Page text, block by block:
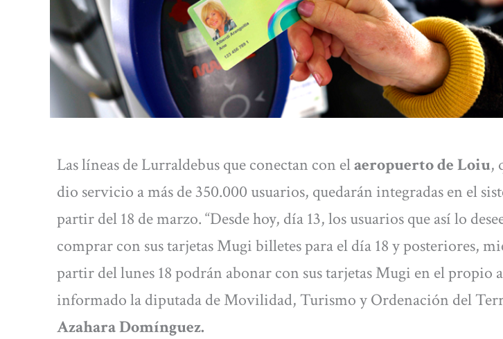
Las líneas de Lurraldebus que conectan con elaeropuerto de Loiu,
dio servicio a más de 350.000 usuarios, quedarán integradas en el
partir del 18 de marzo. “Desde hoy, día 13, los usuarios que así lo
comprar con sus tarjetas Mugi billetes para el día 18 y posteriores,
partir del lunes 18 podrán abonar con sus tarjetas Mugi en el propio
informado la diputada de Movilidad, Turismo y Ordenación del
Azahara Domínguez.